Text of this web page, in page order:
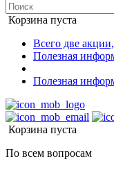
Корзина пуста
Всего две
Полезная
Полезная
Корзина пуста
По всем вопросам